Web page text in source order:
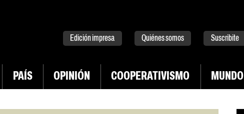
Edición impresa Quiénes somos Suscribite
PAÍS OPINIÓN COOPERATIVISMO MUNDO